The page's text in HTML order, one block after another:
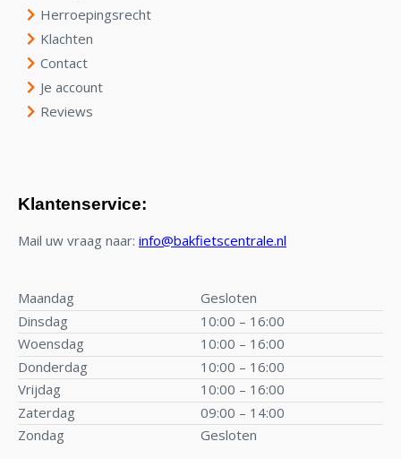
Herroepingsrecht
Klachten
Contact
Je account
Reviews
Klantenservice:
Mail uw vraag naar: info@bakfietscentrale.nl
Maandag
Gesloten
Dinsdag
10:00 – 16:00
Woensdag
10:00 – 16:00
Donderdag
10:00 – 16:00
Vrijdag
10:00 – 16:00
Zaterdag
09:00 – 14:00
Zondag
Gesloten